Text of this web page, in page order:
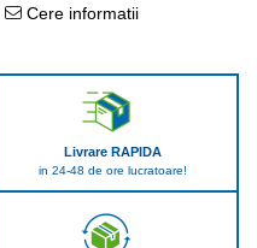
Cere informatii
Livrare RAPIDA
in 24-48 de ore lucratoare!